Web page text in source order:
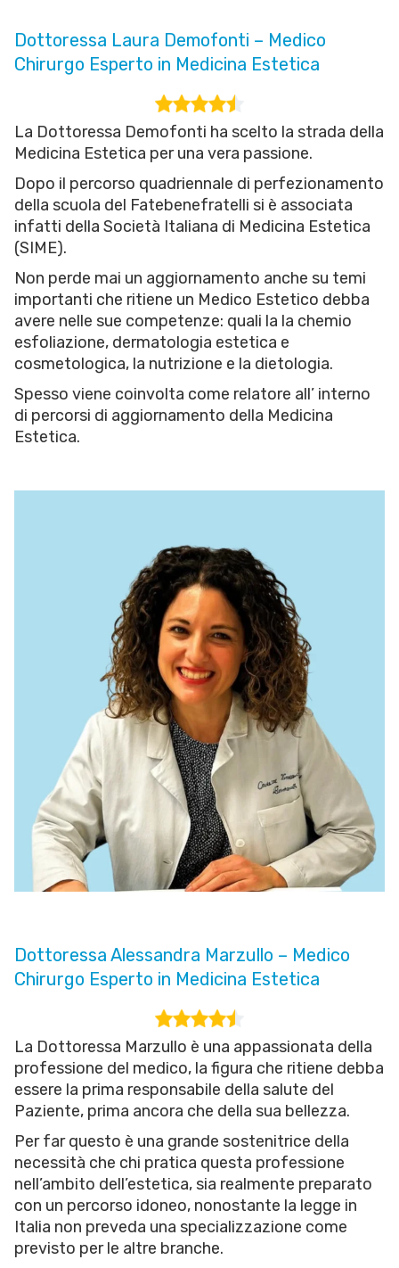
Dottoressa Laura Demofonti – Medico
Chirurgo Esperto in Medicina Estetica
La Dottoressa Demofonti ha scelto la strada della
Medicina Estetica per una vera passione.
Dopo il percorso quadriennale di perfezionamento
della scuola del Fatebenefratelli si è associata
infatti della Società Italiana di Medicina Estetica
(SIME).
Non perde mai un aggiornamento anche su temi
importanti che ritiene un Medico Estetico debba
avere nelle sue competenze: quali la la chemio
esfoliazione, dermatologia estetica e
cosmetologica, la nutrizione e la dietologia.
Spesso viene coinvolta come relatore all’ interno
di percorsi di aggiornamento della Medicina
Estetica.
Dottoressa Alessandra Marzullo – Medico
Chirurgo Esperto in Medicina Estetica
La Dottoressa Marzullo è una appassionata della
professione del medico, la figura che ritiene debba
essere la prima responsabile della salute del
Paziente, prima ancora che della sua bellezza.
Per far questo è una grande sostenitrice della
necessità che chi pratica questa professione
nell’ambito dell’estetica, sia realmente preparato
con un percorso idoneo, nonostante la legge in
Italia non preveda una specializzazione come
previsto per le altre branche.